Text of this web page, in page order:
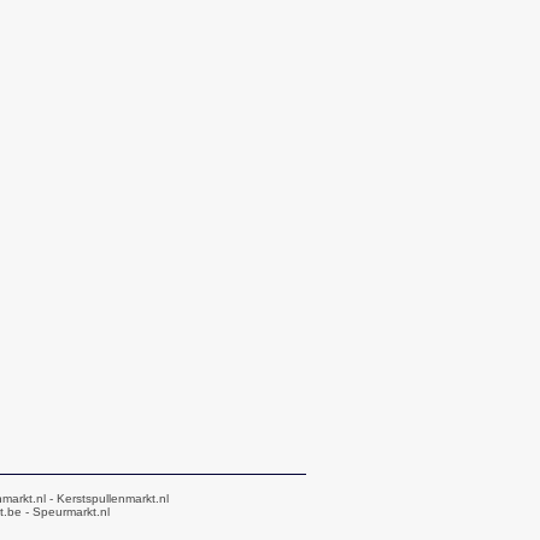
- Kerstspullenmarkt.nl
- Speurmarkt.nl